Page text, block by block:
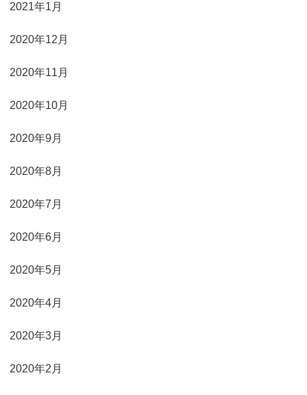
2021年1月
2020年12月
2020年11月
2020年10月
2020年9月
2020年8月
2020年7月
2020年6月
2020年5月
2020年4月
2020年3月
2020年2月